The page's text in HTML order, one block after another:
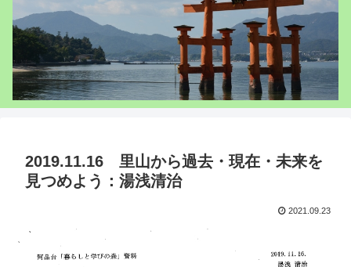
2019.11.16 里山から過去・現在・未来を
見つめよう：湯浅清治
2021.09.23